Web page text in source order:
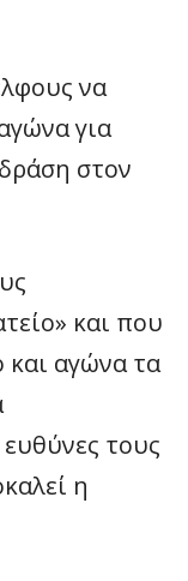
να
για
στον
και που
και αγώνα τα
ευθύνες τους
η